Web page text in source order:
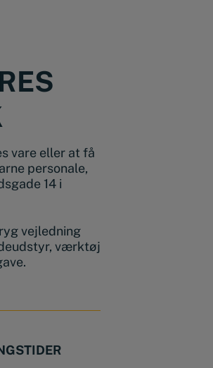
vare eller at få
personale,
14 i
vejledning
værktøj